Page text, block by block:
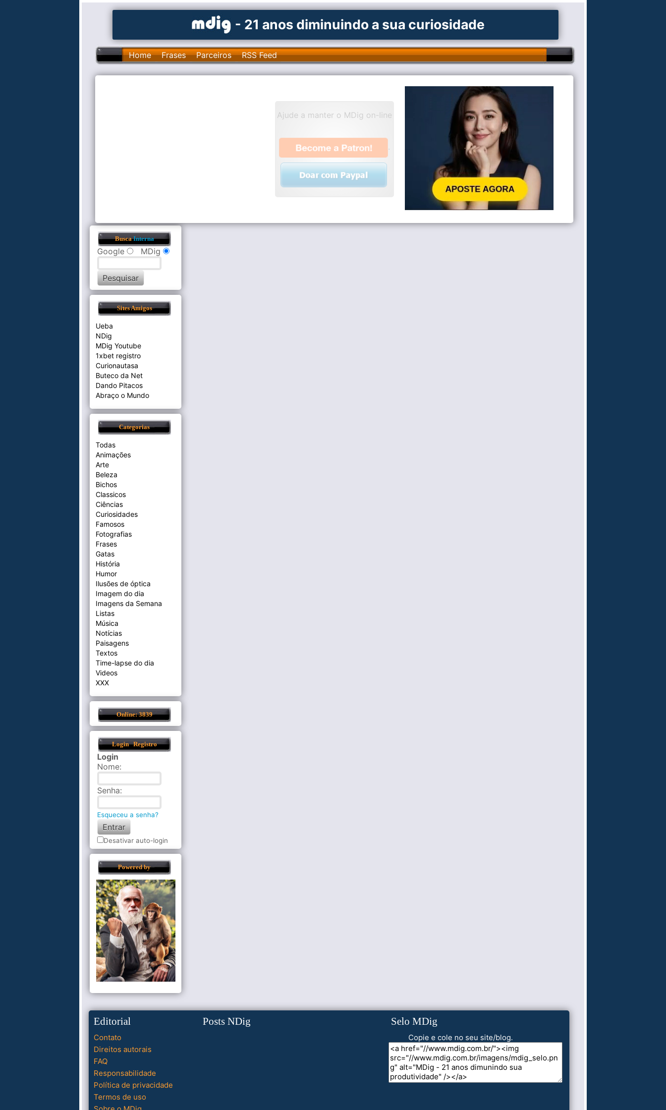
- 21 anos diminuindo a sua curiosidade
Home Frases Parceiros RSS Feed
Ajude a manter o MDig on-line
.
BuscaInterna
Google MDig
Sites Amigos
Ueba
NDig
MDig Youtube
1xbet registro
Curionautasa
Buteco da Net
Dando Pitacos
Abraço o Mundo
Categorias
Todas
Animações
Arte
Beleza
Bichos
Classicos
Ciências
Curiosidades
Famosos
Fotografias
Frases
Gatas
História
Humor
Ilusões de óptica
Imagem do dia
Imagens da Semana
Listas
Música
Notícias
Paisagens
Textos
Time-lapse do dia
Videos
XXX
Online: 3839
Login Registro
Login
Nome:
Senha:
Esqueceu a senha?
Desativar auto-login
Powered by
Editorial
Contato
Direitos autorais
FAQ
Responsabilidade
Política de privacidade
Termos de uso
Posts NDig Selo MDig
Copie e cole no seu site/blog.